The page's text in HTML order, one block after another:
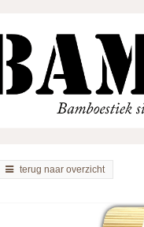
terug naar overzicht